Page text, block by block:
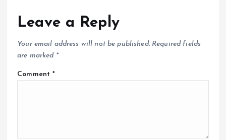
Leave a Reply
Your email address will not be published. Required fields
are marked *
Comment*